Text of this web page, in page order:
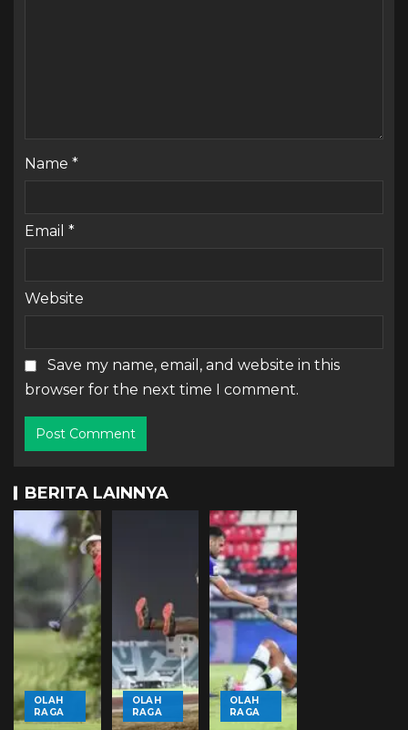
Name *
Email *
Website
Save my name, email, and website in this
browser for the next time I comment.
BERITA LAINNYA
OLAH
RAGA
OLAH
RAGA
OLAH
RAGA